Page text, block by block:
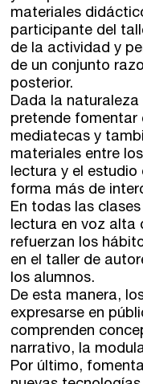
materiales
participante del
de la actividad y
de un conjunto
posterior.
Dada la
pretende fomentar
mediatecas y
materiales entre
lectura y el
forma más de
En todas las
lectura en voz alta
refuerzan los
en el taller de
los alumnos.
De esta manera,
expresarse en
comprenden
narrativo, la
Por último,